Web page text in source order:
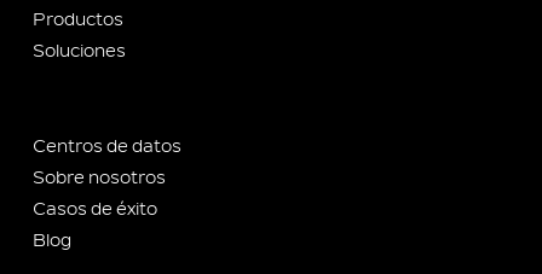
Productos
Soluciones
Centros de datos
Sobre nosotros
Casos de éxito
Blog